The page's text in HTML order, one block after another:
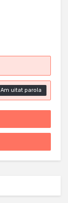
Am uitat parola